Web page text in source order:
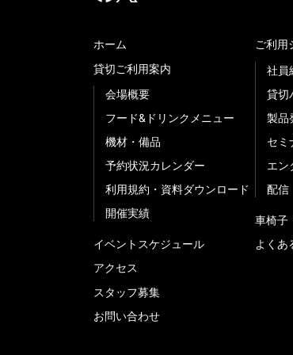
ホーム
貸切ご利用案内
会場概要
フード&ドリンクメニュー
機材・備品
予約状況カレンダー
利用規約・資料ダウンロード
開催実績
イベントスケジュール
アクセス
スタッフ募集
お問い合わせ
ご利用
社員
貸切
製品
セミ
エン
配信
車椅子
よくあ